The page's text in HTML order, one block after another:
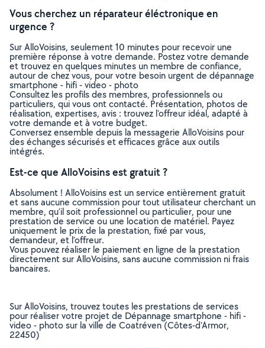
Vous cherchez un réparateur éléctronique en
urgence ?
Sur AlloVoisins, seulement 10 minutes pour recevoir une
première réponse à votre demande. Postez votre demande
et trouvez en quelques minutes un membre de confiance,
autour de chez vous, pour votre besoin urgent de dépannage
smartphone - hifi - video - photo
Consultez les profils des membres, professionnels ou
particuliers, qui vous ont contacté. Présentation, photos de
réalisation, expertises, avis : trouvez l'offreur idéal, adapté à
votre demande et à votre budget.
Conversez ensemble depuis la messagerie AlloVoisins pour
des échanges sécurisés et efficaces grâce aux outils
intégrés.
Est-ce que AlloVoisins est gratuit ?
Absolument ! AlloVoisins est un service entièrement gratuit
et sans aucune commission pour tout utilisateur cherchant un
membre, qu’il soit professionnel ou particulier, pour une
prestation de service ou une location de matériel. Payez
uniquement le prix de la prestation, fixé par vous,
demandeur, et l’offreur.
Vous pouvez réaliser le paiement en ligne de la prestation
directement sur AlloVoisins, sans aucune commission ni frais
bancaires.
Sur AlloVoisins, trouvez toutes les prestations de services
pour réaliser votre projet de Dépannage smartphone - hifi -
video - photo sur la ville de Coatréven (Côtes-d'Armor,
22450)